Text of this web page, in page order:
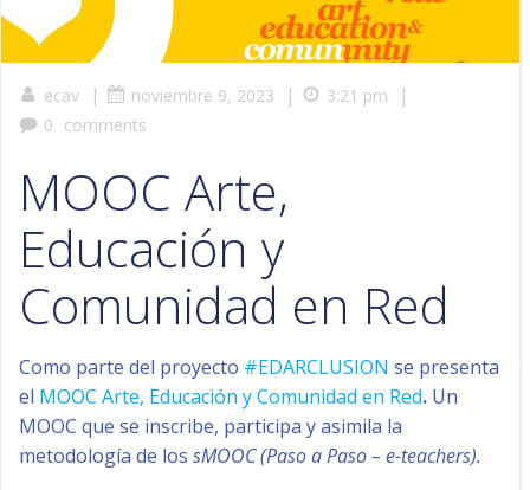
ecav | noviembre 9, 2023 | 3:21 pm |
0 comments
MOOC Arte,
Educación y
Comunidad en Red
Como parte del proyecto #EDARCLUSION se presenta
el MOOC Arte, Educación y Comunidad en Red. Un
MOOC que se inscribe, participa y asimila la
metodología de los sMOOC (Paso a Paso – e-teachers).